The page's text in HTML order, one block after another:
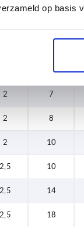
op basis
D3 D4
5
2 7
2 8
2 10
2,5 10
2,5 14
2,5 18